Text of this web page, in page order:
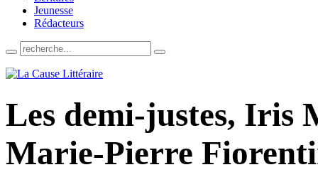
Jeunesse
Rédacteurs
Les demi-justes, Iris
Marie-Pierre